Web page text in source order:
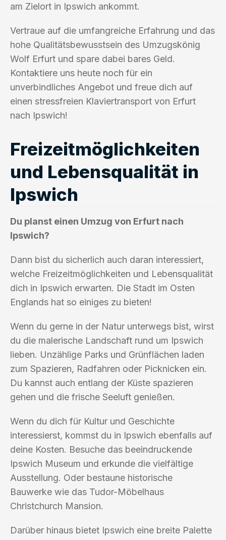
am Zielort in Ipswich ankommt.
Vertraue auf die umfangreiche Erfahrung und das
hohe Qualitätsbewusstsein des Umzugskönig
Wolf Erfurt und spare dabei bares Geld.
Kontaktiere uns heute noch für ein
unverbindliches Angebot und freue dich auf
einen stressfreien Klaviertransport von Erfurt
nach Ipswich!
Freizeitmöglichkeiten
und Lebensqualität in
Ipswich
Du planst einen Umzug von Erfurt nach
Ipswich?
Dann bist du sicherlich auch daran interessiert,
welche Freizeitmöglichkeiten und Lebensqualität
dich in Ipswich erwarten. Die Stadt im Osten
Englands hat so einiges zu bieten!
Wenn du gerne in der Natur unterwegs bist, wirst
du die malerische Landschaft rund um Ipswich
lieben. Unzählige Parks und Grünflächen laden
zum Spazieren, Radfahren oder Picknicken ein.
Du kannst auch entlang der Küste spazieren
gehen und die frische Seeluft genießen.
Wenn du dich für Kultur und Geschichte
interessierst, kommst du in Ipswich ebenfalls auf
deine Kosten. Besuche das beeindruckende
Ipswich Museum und erkunde die vielfältige
Ausstellung. Oder bestaune historische
Bauwerke wie das Tudor-Möbelhaus
Christchurch Mansion.
Darüber hinaus bietet Ipswich eine breite Palette